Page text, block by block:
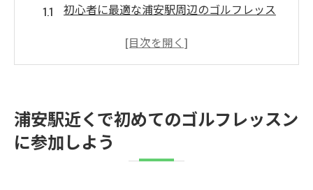
初心者に最適な浦安駅周辺のゴルフレッス
初めてのゴルフレッスンで準備しておくこ
ゴルフレッスンの初回体験で何を期待でき
るか
初心者が知っておくべきゴルフの基本ルー
浦安駅近くで初めてのゴルフレッスン
に参加しよう